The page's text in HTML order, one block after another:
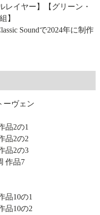
レイヤー】【グリーン・
】
Soundで2024年に制作
ーヴェン
品2の1
品2の2
品2の3
作品7
品10の1
品10の2